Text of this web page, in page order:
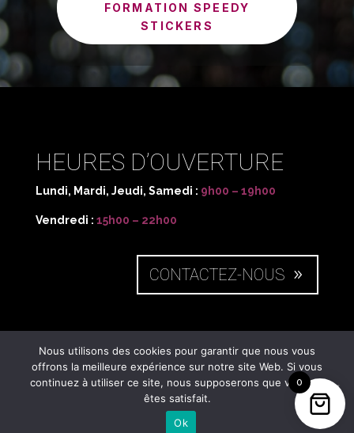
FORMATION SPEEDY
STICKERS
HEURES D’OUVERTURE
Lundi, Mardi, Jeudi, Samedi : 9h00 – 19h00
Vendredi : 15h00 – 22h00
CONTACTEZ-NOUS
NOUS SITUER
50 rue des Charmilles,
Charnay-lès-Mâcon
0
Nous utilisons des cookies pour garantir que nous vous
offrons la meilleure expérience sur notre site Web. Si vous
continuez à utiliser ce site, nous supposerons que vous en
êtes satisfait.
Ok